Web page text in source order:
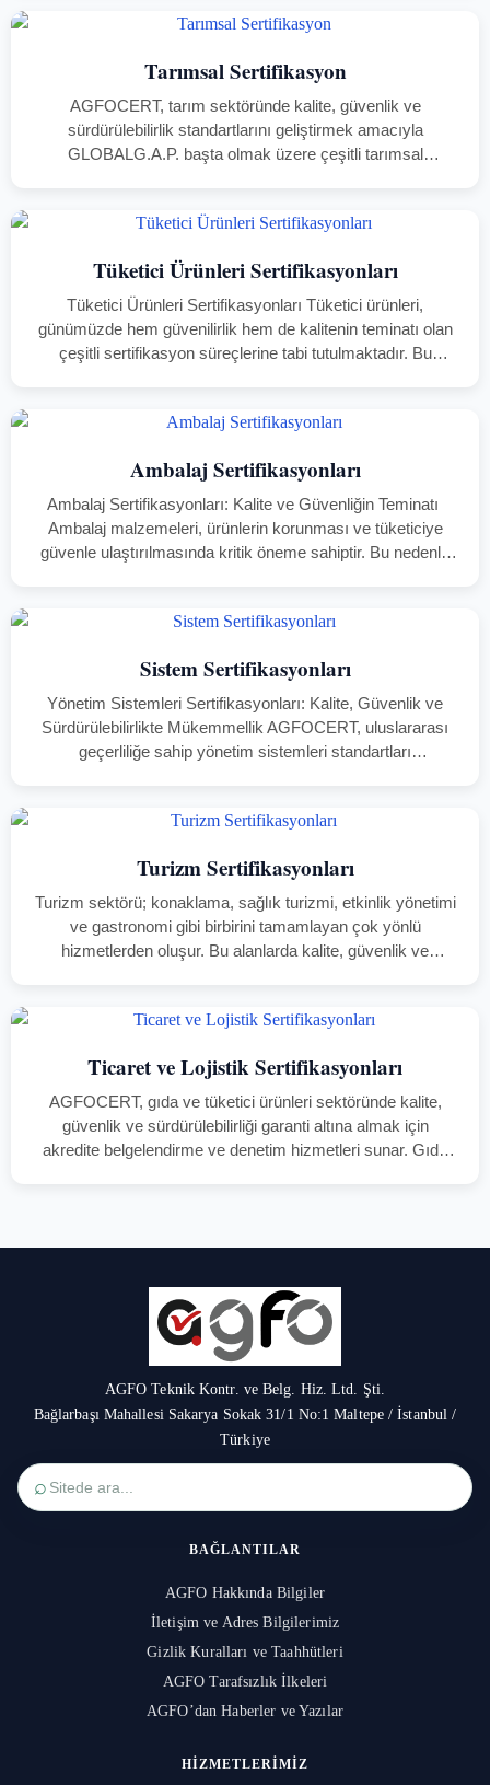
GLOBALG.A.P. Gözetim Zinciri (CoC), ASC/MSC CoC ve
Tarımsal Sertifikasyon
AGFOCERT, tarım sektöründe kalite, güvenlik ve
sürdürülebilirlik standartlarını geliştirmek amacıyla
GLOBALG.A.P. başta olmak üzere çeşitli tarımsal
izlenebilir ürünler sunmalarını sağlamaktır. GLOBALG.A.P.
Tüketici Ürünleri Sertifikasyonları
Tüketici Ürünleri Sertifikasyonları Tüketici ürünleri,
günümüzde hem güvenilirlik hem de kalitenin teminatı olan
çeşitli sertifikasyon süreçlerine tabi tutulmaktadır. Bu
Özellikle BRCGS CP, IFS HPC ve ISO…
Ambalaj Sertifikasyonları
Ambalaj Sertifikasyonları: Kalite ve Güvenliğin Teminatı
Ambalaj malzemeleri, ürünlerin korunması ve tüketiciye
güvenle ulaştırılmasında kritik öneme sahiptir. Bu nedenle
gerekliliktir. BRCGS…
Sistem Sertifikasyonları
Yönetim Sistemleri Sertifikasyonları: Kalite, Güvenlik ve
Sürdürülebilirlikte Mükemmellik AGFOCERT, uluslararası
geçerliliğe sahip yönetim sistemleri standartları
sürdürülebilir büyümesini destekler. Her biri belirli bir
Turizm Sertifikasyonları
Turizm sektörü; konaklama, sağlık turizmi, etkinlik yönetimi
ve gastronomi gibi birbirini tamamlayan çok yönlü
hizmetlerden oluşur. Bu alanlarda kalite, güvenlik ve
itibarı ile çevresel ve…
Ticaret ve Lojistik Sertifikasyonları
AGFOCERT, gıda ve tüketici ürünleri sektöründe kalite,
güvenlik ve sürdürülebilirliği garanti altına almak için
akredite belgelendirme ve denetim hizmetleri sunar. Gıda
AGFO Teknik Kontr. ve Belg. Hiz. Ltd. Şti.
Bağlarbaşı Mahallesi Sakarya Sokak 31/1 No:1 Maltepe / İstanbul /
Türkiye
⌕
BAĞLANTILAR
AGFO Hakkında Bilgiler
İletişim ve Adres Bilgilerimiz
Gizlik Kuralları ve Taahhütleri
AGFO Tarafsızlık İlkeleri
AGFO’dan Haberler ve Yazılar
HIZMETLERIMIZ